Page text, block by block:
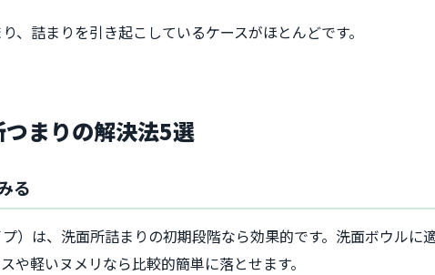
、詰まりを引き起こしているケースがほとんどです。
まりの解決法5選
る
）は、洗面所詰まりの初期段階なら効果的です。洗面ボウルに
や軽いヌメリなら比較的簡単に落とせます。